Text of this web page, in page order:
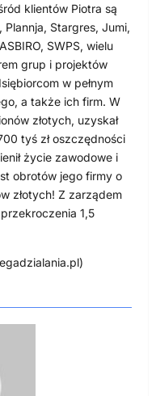
klientów Piotra są
Stargres, Jumi,
SWPS, wielu
grup i projektów
w pełnym
a także ich firm. W
złotych, uzyskał
tyś zł oszczędności
życie zawodowe i
obrotów jego firmy o
złotych! Z zarządem
1,5